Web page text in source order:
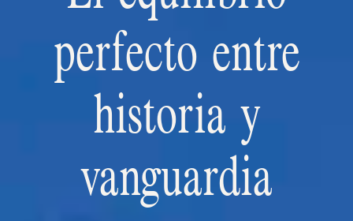
perfecto entre
historia y
vanguardia